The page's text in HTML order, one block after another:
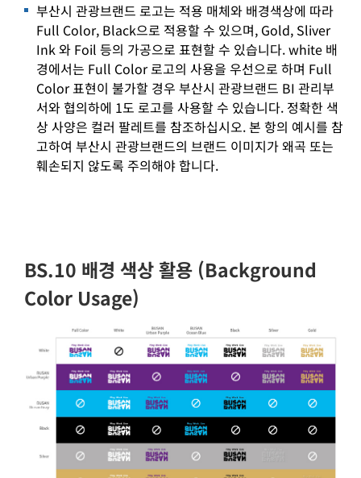
부산시 관광브랜드 로고는 적용 매체와 배경색상에 따라
Full Color, Black으로 적용할 수 있으며, Gold, Sliver
Ink 와 Foil 등의 가공으로 표현할 수 있습니다. white 배
경에서는 Full Color 로고의 사용을 우선으로 하며 Full
Color 표현이 불가할 경우 부산시 관광브랜드 BI 관리부
서와 협의하에 1도 로고를 사용할 수 있습니다. 정확한 색
상 사양은 컬러 팔레트를 참조하십시오. 본 항의 예시를 참
고하여 부산시 관광브랜드의 브랜드 이미지가 왜곡 또는
훼손되지 않도록 주의해야 합니다.
BS.10 배경 색상 활용 (Background
Color Usage)